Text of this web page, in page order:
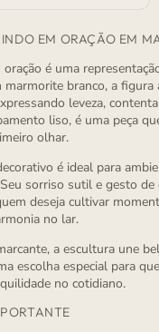
EM ORAÇÃO EM
é uma
branco, a figura
leveza,
liso, é uma peça
olhar.
é ideal para
sorriso sutil e gesto de
deseja cultivar
no lar.
a escultura une
escolha especial para
no cotidiano.